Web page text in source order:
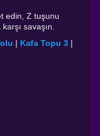
edin, Z tuşunu
savaşın.
| Kafa Topu 3 |